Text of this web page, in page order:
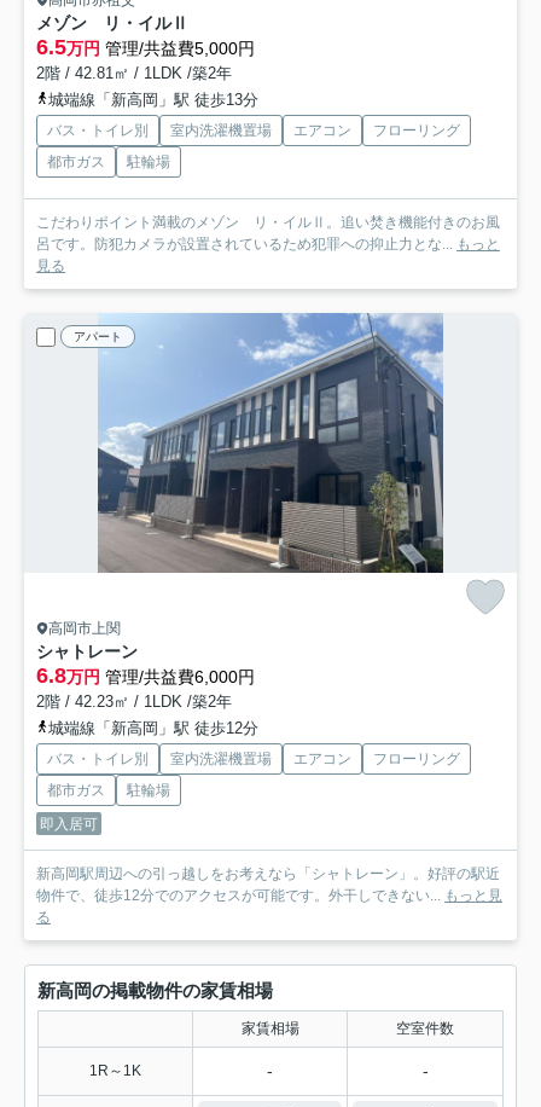
メゾン リ・イルⅡ
6.5万円 管理/共益費5,000円
2階 / 42.81㎡ / 1LDK /築2年
城端線「新高岡」駅 徒歩13分
バス・トイレ別 室内洗濯機置場 エアコン
フローリング
都市ガス
駐輪場
こだわりポイント満載のメゾン リ・イルⅡ。追い焚き機能付きのお風
呂です。防犯カメラが設置されているため犯罪への抑止力とな...
もっと
見る
アパート
高岡市上関
シャトレーン
6.8万円 管理/共益費6,000円
2階 / 42.23㎡ / 1LDK /築2年
城端線「新高岡」駅 徒歩12分
バス・トイレ別 室内洗濯機置場 エアコン
フローリング
都市ガス
駐輪場
即入居可
新高岡駅周辺への引っ越しをお考えなら「シャトレーン」。好評の駅近
物件で、徒歩12分でのアクセスが可能です。外干しできない...
もっと見
る
新高岡の掲載物件の家賃相場
家賃相場 空室件数
1R～1K - -